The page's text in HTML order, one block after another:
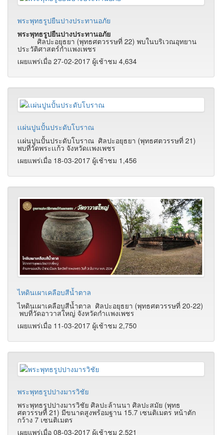
พระพุทธรูปยืนปางประทานอภัย
พระพุทธรูปยืนปางประทานอภัย
ศิลปะอยุธยา (พุทธศตวรรษที่ 22) พบในบริเวณอุทยาน
ประวัติศาสตร์กำเเพงเพชร
เผยแพร่เมื่อ 27-02-2017 ผู้เช้าชม 4,634
เเผ่นปูนปั้นประดับโบราณ
เเผ่นปูนปั้นประดับโบราณ ศิลปะอยุธยา (พุทธศตวรรษที่ 21)
พบที่วัดพระเเก้ว จังหวัดเเพงเพชร
เผยแพร่เมื่อ 18-03-2017 ผู้เช้าชม 1,456
ไหดินเผาเคลือบสีน้ำตาล
ไหดินเผาเคลือบสีน้ำตาล ศิลปะอยุธยา (พุทธศตวรรษที่ 20-22)
พบที่วัดอาวาสใหญ่ จังหวัดกำเเพงเพชร
เผยแพร่เมื่อ 11-03-2017 ผู้เช้าชม 2,750
พระพุทธรูปปางมารวิชัย
พระพุทธรูปปางมารวิชัย ศิลปะล้านนา ศิลปะสมัย (พุทธ
ศตวรรษที่ 21) มีขนาดสูงพร้อมฐาน 15.7 เซนติเมตร หน้าตัก
กว้าง 7 เซนติเมตร
เผยแพร่เมื่อ 08-03-2017 ผู้เช้าชม 2,521